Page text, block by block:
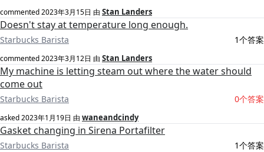
commented2023年3月15日 由 Stan Landers
Doesn't stay at temperature long enough.
Starbucks Barista 1个答案
commented2023年3月12日 由 Stan Landers
My machine is letting steam out where the water should
come out
Starbucks Barista 0个答案
asked2023年1月19日 由 waneandcindy
Gasket changing in Sirena Portafilter
Starbucks Barista 1个答案